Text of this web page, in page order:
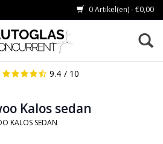
0 Artikel(en) - €0,00
9.4 / 10
Kalos sedan
KALOS SEDAN